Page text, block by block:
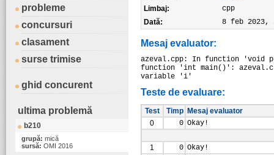
probleme
concursuri
clasament
surse trimise
ghid concurent
ultima problemă
b210
grupă: mică
sursă: OMI 2016
Limbaj:
cpp
Dată:
8 feb 2023,
Mesaj evaluator:
azeval.cpp: In function 'void
function 'int main()':
variable 'i'
Teste de evaluare:
Test Timp Mesaj evaluator
0
0 Okay!
1 0 Okay!